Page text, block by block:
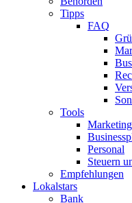
Tipps
FAQ
Tools
Marketing
Personal
Steuern
Empfehlungen
Lokalstars
Bank